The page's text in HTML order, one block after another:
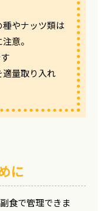
やナッツ類は
意。
適量取り入れ
に
食で管理できま